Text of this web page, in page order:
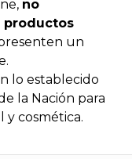
no
productos
un
lo establecido
la Nación para
y cosmética.